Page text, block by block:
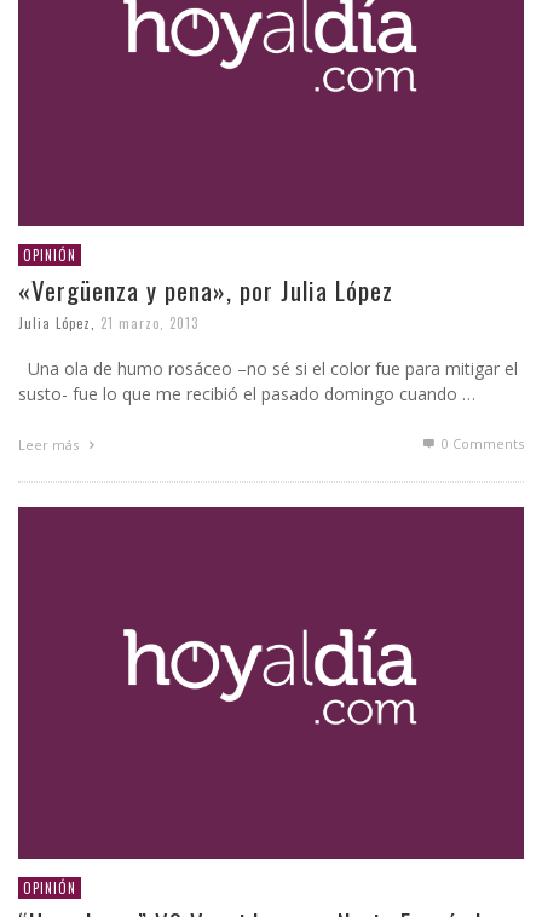
OPINIÓN
«Vergüenza y pena», por Julia López
Julia López 21 marzo, 2013
Una ola de humo rosáceo –no sé si el color fue para mitigar el
susto- fue lo que me recibió el pasado domingo cuando …
Leer más 0 Comments
OPINIÓN